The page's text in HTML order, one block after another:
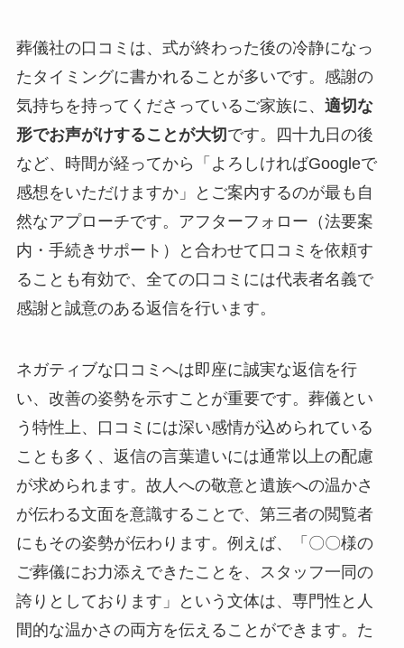
葬儀社の口コミは、式が終わった後の冷静になっ
たタイミングに書かれることが多いです。感謝の
気持ちを持ってくださっているご家族に、 適切な
形でお声がけすることが大切です。四十九日の後
など、時間が経ってから「よろしければGoogleで
感想をいただけますか」とご案内するのが最も自
然なアプローチです。アフターフォロー（法要案
内・手続きサポート）と合わせて口コミを依頼す
ることも有効で、全ての口コミには代表者名義で
感謝と誠意のある返信を行います。
ネガティブな口コミへは即座に誠実な返信を行
い、改善の姿勢を示すことが重要です。葬儀とい
う特性上、口コミには深い感情が込められている
ことも多く、返信の言葉遣いには通常以上の配慮
が求められます。故人への敬意と遺族への温かさ
が伝わる文面を意識することで、第三者の閲覧者
にもその姿勢が伝わります。例えば、「〇〇様の
ご葬儀にお力添えできたことを、スタッフ一同の
誇りとしております」という文体は、専門性と人
間的な温かさの両方を伝えることができます。た